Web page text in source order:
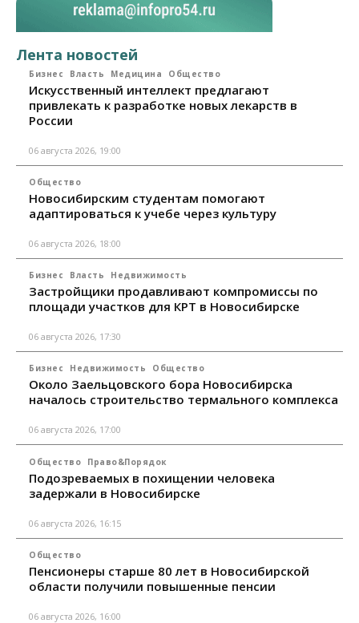
Лента новостей
Бизнес Власть Медицина Общество
Искусственный интеллект предлагают
привлекать к разработке новых лекарств в
России
06 августа 2026, 19:00
Общество
Новосибирским студентам помогают
адаптироваться к учебе через культуру
06 августа 2026, 18:00
Бизнес Власть Недвижимость
Застройщики продавливают компромиссы по
площади участков для КРТ в Новосибирске
06 августа 2026, 17:30
Бизнес Недвижимость Общество
Около Заельцовского бора Новосибирска
началось строительство термального комплекса
06 августа 2026, 17:00
Общество Право&Порядок
Подозреваемых в похищении человека
задержали в Новосибирске
06 августа 2026, 16:15
Общество
Пенсионеры старше 80 лет в Новосибирской
области получили повышенные пенсии
06 августа 2026, 16:00